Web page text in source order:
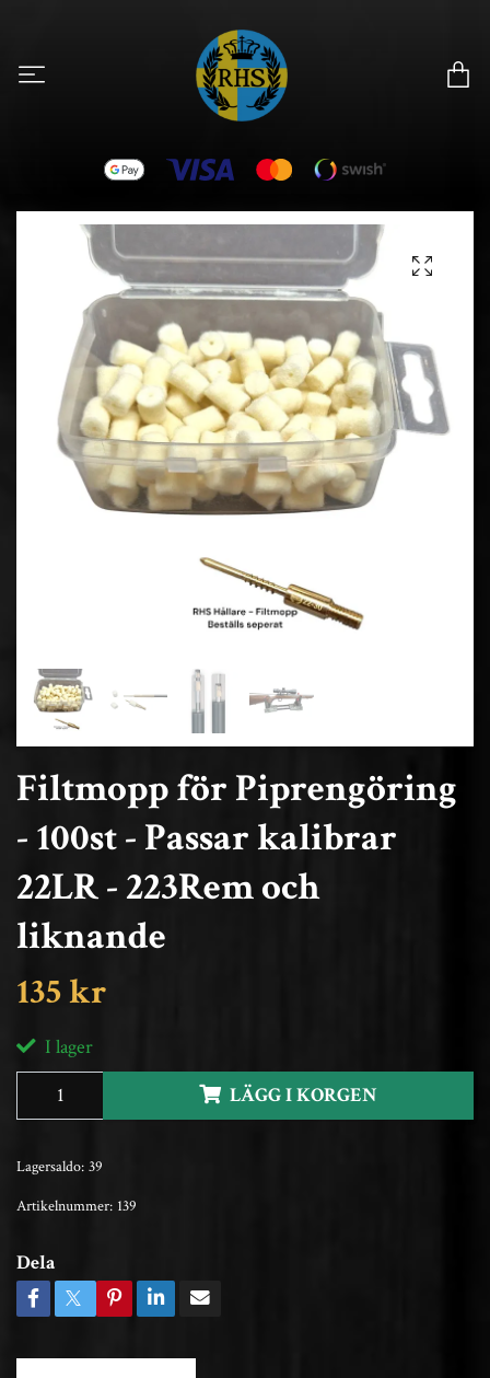
Filtmopp för Piprengöring
- 100st - Passar kalibrar
22LR - 223Rem och
liknande
135 kr
I lager
LÄGG I KORGEN
Lagersaldo: 39
Artikelnummer: 139
Dela